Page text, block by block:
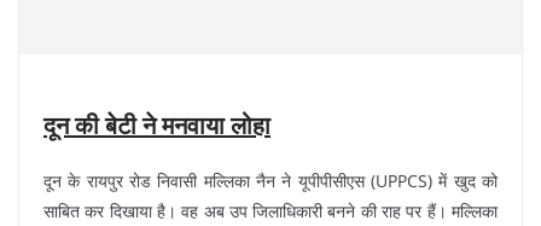
दून की बेटी ने मनवाया लोहा
दून के रायपुर रोड निवासी मल्लिका नैन ने यूपीपीसीएस (UPPCS) में खुद को
साबित कर दिखाया है। वह अब उप जिलाधिकारी बनने की राह पर हैं। मल्लिका